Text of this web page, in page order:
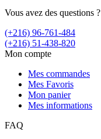
Vous avez des questions ?
(+216) 96-761-484
(+216) 51-438-820
Mon compte
Mes commandes
Mes Favoris
Mon panier
Mes informations
FAQ